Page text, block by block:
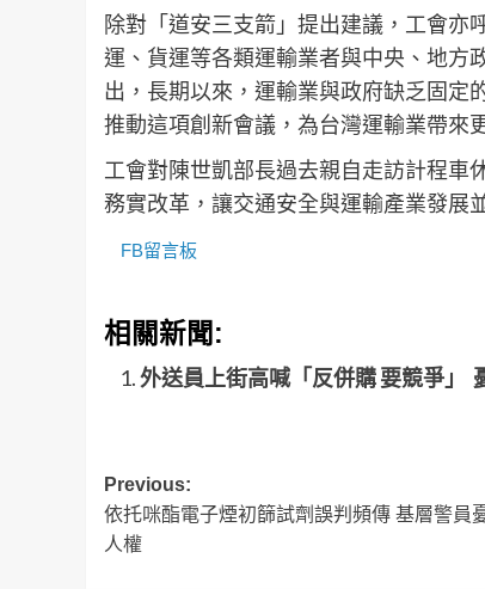
除對「道安三支箭」提出建議，工會亦
運、貨運等各類運輸業者與中央、地方
出，長期以來，運輸業與政府缺乏固定
推動這項創新會議，為台灣運輸業帶來
工會對陳世凱部長過去親自走訪計程車
務實改革，讓交通安全與運輸產業發展
FB留言板
相關新聞:
外送員上街高喊「反併購 要競爭」
Post
navigation
Previous:
依托咪酯電子煙初篩試劑誤判頻傳 基層警員
人權